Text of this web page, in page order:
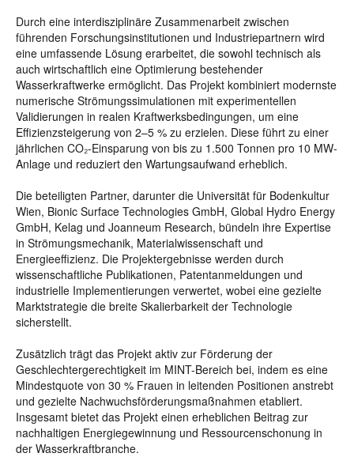
Durch eine interdisziplinäre Zusammenarbeit zwischen
führenden Forschungsinstitutionen und Industriepartnern wird
eine umfassende Lösung erarbeitet, die sowohl technisch als
auch wirtschaftlich eine Optimierung bestehender
Wasserkraftwerke ermöglicht. Das Projekt kombiniert modernste
numerische Strömungssimulationen mit experimentellen
Validierungen in realen Kraftwerksbedingungen, um eine
Effizienzsteigerung von 2–5 % zu erzielen. Diese führt zu einer
jährlichen CO₂-Einsparung von bis zu 1.500 Tonnen pro 10 MW-
Anlage und reduziert den Wartungsaufwand erheblich.
Die beteiligten Partner, darunter die Universität für Bodenkultur
Wien, Bionic Surface Technologies GmbH, Global Hydro Energy
GmbH, Kelag und Joanneum Research, bündeln ihre Expertise
in Strömungsmechanik, Materialwissenschaft und
Energieeffizienz. Die Projektergebnisse werden durch
wissenschaftliche Publikationen, Patentanmeldungen und
industrielle Implementierungen verwertet, wobei eine gezielte
Marktstrategie die breite Skalierbarkeit der Technologie
sicherstellt.
Zusätzlich trägt das Projekt aktiv zur Förderung der
Geschlechtergerechtigkeit im MINT-Bereich bei, indem es eine
Mindestquote von 30 % Frauen in leitenden Positionen anstrebt
und gezielte Nachwuchsförderungsmaßnahmen etabliert.
Insgesamt bietet das Projekt einen erheblichen Beitrag zur
nachhaltigen Energiegewinnung und Ressourcenschonung in
der Wasserkraftbranche.